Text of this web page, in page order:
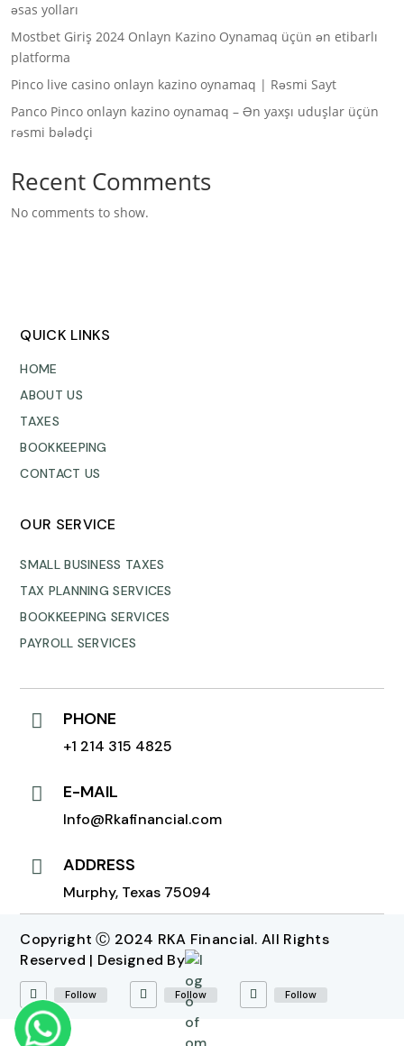
əsas yolları
Mostbet Giriş 2024 Onlayn Kazino Oynamaq üçün ən etibarlı
platforma
Pinco live casino onlayn kazino oynamaq | Rəsmi Sayt
Panco Pinco onlayn kazino oynamaq – Ən yaxşı uduşlar üçün
rəsmi bələdçi
Recent Comments
No comments to show.
QUICK LINKS
HOME
ABOUT US
TAXES
BOOKKEEPING
CONTACT US
OUR SERVICE
SMALL BUSINESS TAXES
TAX PLANNING SERVICES
BOOKKEEPING SERVICES
PAYROLL SERVICES
 PHONE
+1 214 315 4825
 E-MAIL
Info@Rkafinancial.com
 ADDRESS
Murphy, Texas 75094
Copyright Ⓒ 2024 RKA Financial. All Rights
Reserved | Designed By
Follow Follow Follow